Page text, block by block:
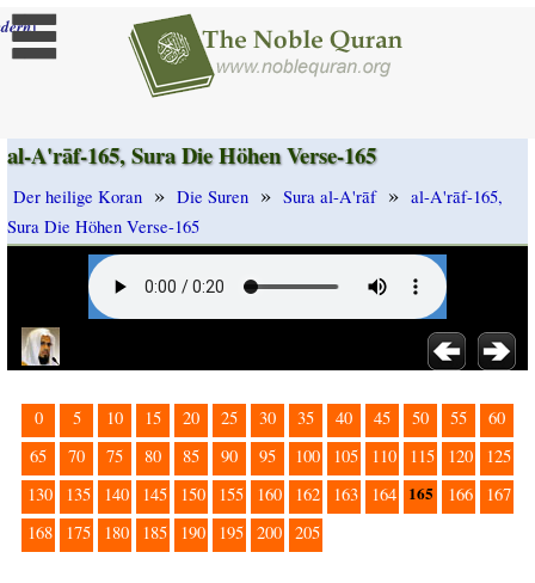
]
al-A'rāf-165, Sura Die Höhen Verse-165
Der heilige Koran » Die Suren » Sura al-A'rāf » al-A'rāf-165,
Sura Die Höhen Verse-165
0 5 10 15 20 25 30 35 40 45 50 55
60
65
70 75 80 85 90 95 100 105 110 115 120
125
130
135 140 145 150 155 160 162 163 164 165 166
167
168
175 180 185 190 195 200 205